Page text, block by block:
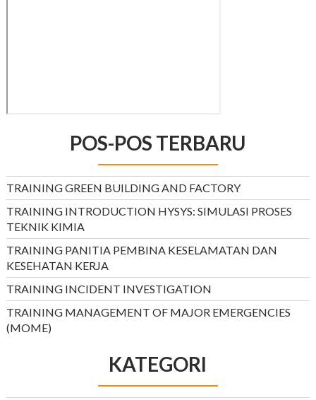
POS-POS TERBARU
TRAINING GREEN BUILDING AND FACTORY
TRAINING INTRODUCTION HYSYS: SIMULASI PROSES
TEKNIK KIMIA
TRAINING PANITIA PEMBINA KESELAMATAN DAN
KESEHATAN KERJA
TRAINING INCIDENT INVESTIGATION
TRAINING MANAGEMENT OF MAJOR EMERGENCIES
(MOME)
KATEGORI